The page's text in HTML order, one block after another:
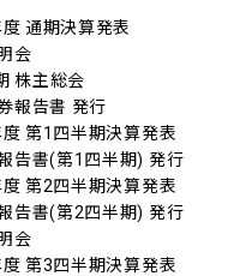
通期決算発表
会
株主総会
報告書 発行
第1四半期決算発表
告書(第1四半期) 発行
第2四半期決算発表
告書(第2四半期) 発行
会
第3四半期決算発表